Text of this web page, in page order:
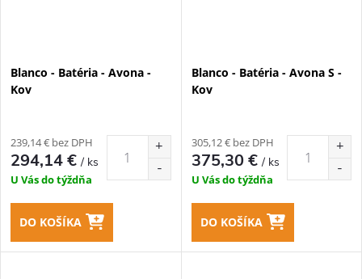
Blanco - Batéria - Avona -
Kov
239,14 € bez DPH
294,14 €/ ks
U Vás do týždňa
DO KOŠÍKA
Blanco - Batéria - Avona S -
Kov
305,12 € bez DPH
375,30 €/ ks
U Vás do týždňa
DO KOŠÍKA